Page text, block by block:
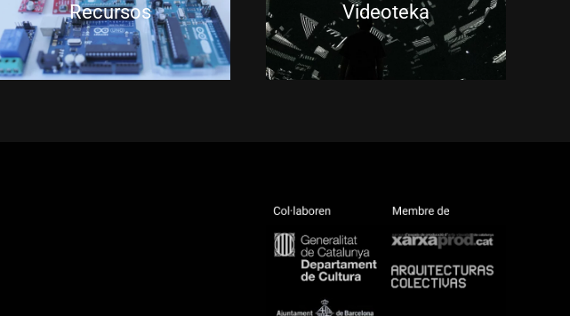
Recursos Videoteka